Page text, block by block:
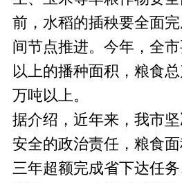
前，水稻的插秧要全面
间节点推进。今年，全
以上的播种面积，粮食
万吨以上。
据介绍，近年来，我市
安全的政治责任，粮食
三年超额完成省下达任